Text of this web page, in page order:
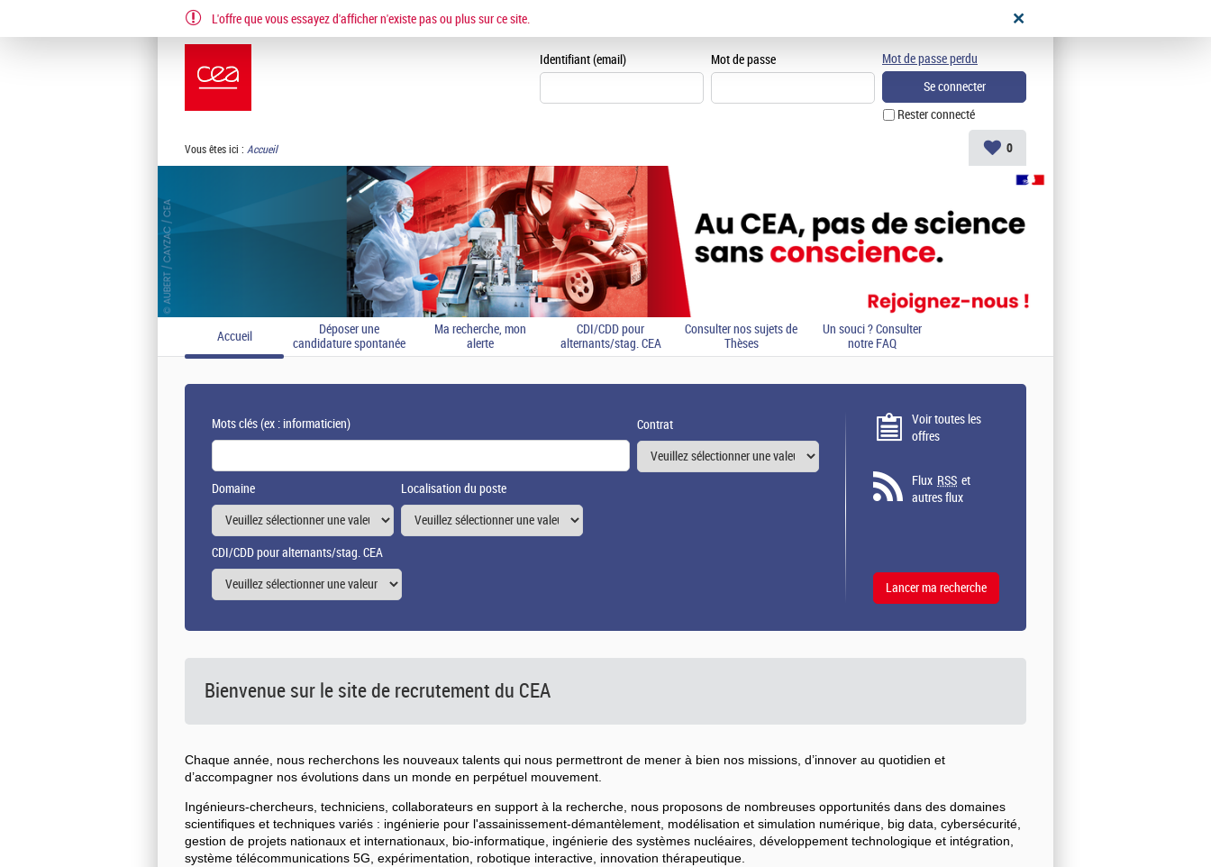
EN FR
Identifiant (email) Mot de passe
Rester connecté
Mot de passe perdu
Vous êtes ici : Accueil 0
Accueil
Déposer une
candidature spontanée
Ma recherche, mon
alerte
CDI/CDD pour
alternants/stag. CEA
Consulter nos sujets de
Thèses
Un souci ? Consulter
notre FAQ
Mots clés(ex : informaticien) Contrat
Domaine Localisation du poste
CDI/CDD pour alternants/stag. CEA
Voir toutes les
offres
Flux RSS et
autres flux
L'offre que vous essayez d'afficher n'existe pas ou plus sur ce site.
Bienvenue sur le site de recrutement du CEA
Chaque année, nous recherchons les nouveaux talents qui nous permettront de mener à bien nos missions, d’innover au quotidien et
d’accompagner nos évolutions dans un monde en perpétuel mouvement.
Ingénieurs-chercheurs, techniciens, collaborateurs en support à la recherche, nous proposons de nombreuses opportunités dans des domaines
scientifiques et techniques variés : ingénierie pour l'assainissement-démantèlement, modélisation et simulation numérique, big data, cybersécurité,
gestion de projets nationaux et internationaux, bio-informatique, ingénierie des systèmes nucléaires, développement technologique et intégration,
système télécommunications 5G, expérimentation, robotique interactive, innovation thérapeutique.